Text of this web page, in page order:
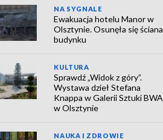
NA SYGNALE
Ewakuacja hotelu Manor w
Olsztynie. Osunęła się ściana
budynku
KULTURA
Sprawdź „Widok z góry”.
Wystawa dzieł Stefana
Knappa w Galerii Sztuki BWA
w Olsztynie
NAUKA I ZDROWIE